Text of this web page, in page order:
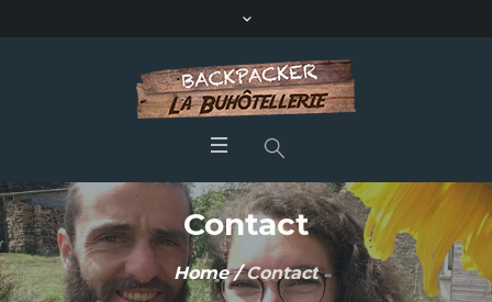
Contact
Home /Contact